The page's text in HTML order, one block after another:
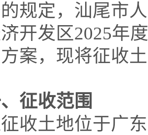
规定，汕尾市
开发区2025年
案，现将征收
征收范围
土地位于广东